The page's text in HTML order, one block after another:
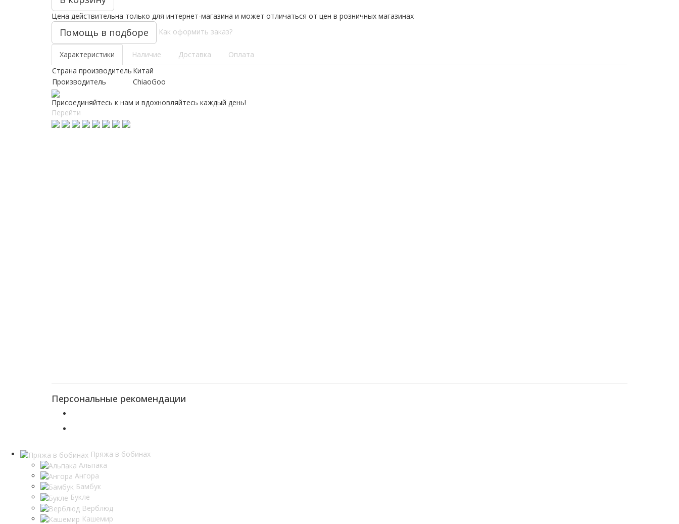
Цена действительна только для интернет-магазина и может отличаться от цен в розничных магазинах
Помощь в подборе Как оформить заказ?
Характеристики Наличие Доставка
Оплата
Страна производитель Китай
Производитель
ChiaoGoo
Присоединяйтесь к нам и вдохновляйтесь каждый день!
Перейти
Персональные рекомендации
Пряжа в бобинах
Альпака
Ангора
Бамбук
Букле
Верблюд
Кашемир